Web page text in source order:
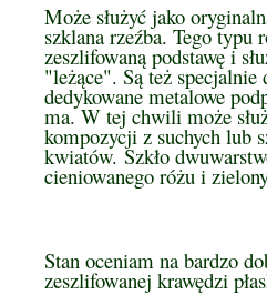
Może służyć jako
szklana rzeźba. Tego typu
zeszlifowaną podstawę i
"leżące". Są też specjalnie
dedykowane metalowe
ma. W tej chwili może
kompozycji z suchych lub
kwiatów. Szkło
cieniowanego różu i
Stan oceniam na bardzo
zeszlifowanej krawędzi